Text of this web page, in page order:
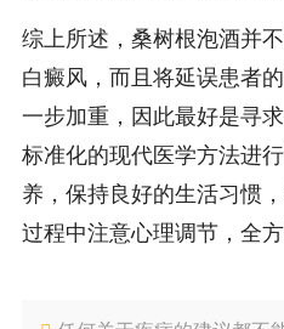
综上所述，桑树根泡酒并
白癜风，而且将延误患者
一步加重，因此最好是寻
标准化的现代医学方法进
养，保持良好的生活习惯
过程中注意心理调节，全